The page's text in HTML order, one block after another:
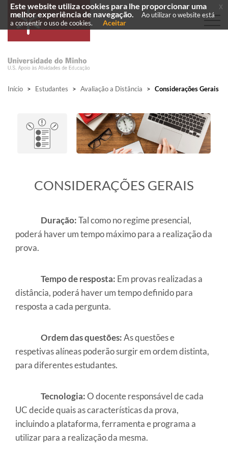
Início > Estudantes > Avaliação a Distância > Considerações Gerais
CONSIDERAÇÕES GERAIS
Duração:Tal como no regime presencial,
poderá haver um tempo máximo para a realização da
prova.
Tempo de resposta: Em provas realizadas a
distância, poderá haver um tempo definido para
resposta a cada pergunta.
Ordem das questões:As questões e
respetivas alíneas poderão surgir em ordem distinta,
para diferentes estudantes.
Tecnologia:O docente responsável de cada
UC decide quais as características da prova,
incluindo a plataforma, ferramenta e programa a
utilizar para a realização da mesma.
Este website utiliza cookies para lhe proporcionar uma
melhor experiência de navegação.
Ao utilizar o website está
a consentir o uso de cookies.
Aceitar
x